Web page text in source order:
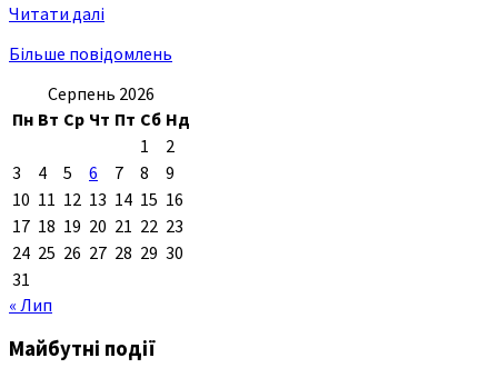
Читати далі
Більше повідомлень
Серпень 2026
Пн Вт Ср Чт Пт Сб Нд
1
2
3
4 5 6 7 8
9
10 11 12 13 14 15 16
17 18 19 20 21 22 23
24 25 26 27 28 29 30
31
« Лип
Майбутні події